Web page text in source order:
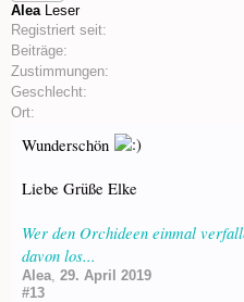
Alea Leser
Registriert seit:
Beiträge:
Zustimmungen:
Geschlecht:
Ort:
Wunderschön
Liebe Grüße Elke
Wer den Orchideen einmal
davon los...
Alea, 29. April 2019
#13